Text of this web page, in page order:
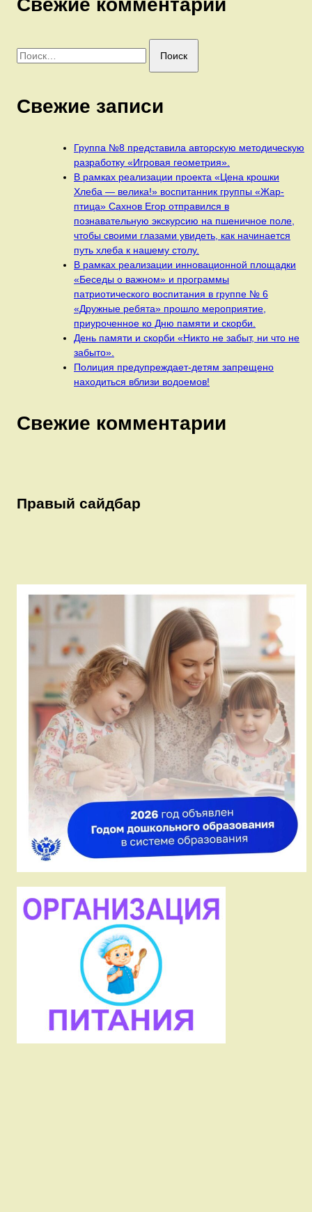
Свежие комментарии
Найти:
Свежие записи
Группа №8 представила авторскую методическую
разработку «Игровая геометрия».
В рамках реализации проекта «Цена крошки
Хлеба — велика!» воспитанник группы «Жар-
птица» Сахнов Егор отправился в
познавательную экскурсию на пшеничное поле,
чтобы своими глазами увидеть, как начинается
путь хлеба к нашему столу.
В рамках реализации инновационной площадки
«Беседы о важном» и программы
патриотического воспитания в группе № 6
«Дружные ребята» прошло мероприятие,
приуроченное ко Дню памяти и скорби.
День памяти и скорби «Никто не забыт, ни что не
забыто».
Полиция предупреждает-детям запрещено
находиться вблизи водоемов!
Свежие комментарии
Правый сайдбар